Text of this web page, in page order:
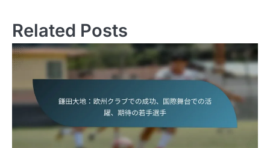
Related Posts